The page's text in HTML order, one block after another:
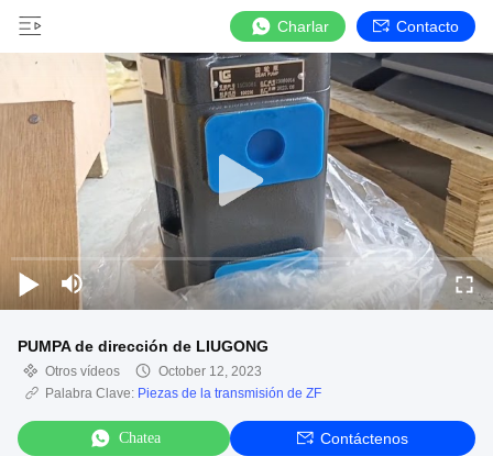
Charlar Contacto
PUMPA de dirección de LIUGONG
Otros vídeos
October 12, 2023
Palabra Clave: Piezas de la transmisión de ZF
Chatea Contáctenos